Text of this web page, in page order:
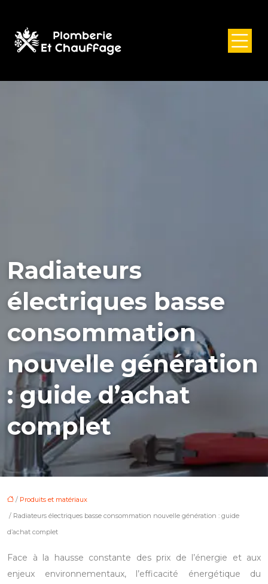
Radiateurs
électriques basse
consommation
nouvelle génération
: guide d’achat
complet
/ Produits et matériaux
/ Radiateurs électriques basse consommation nouvelle génération : guide
d’achat complet
Face à la hausse constante des prix de l’énergie et aux
enjeux environnementaux, l’efficacité énergétique du